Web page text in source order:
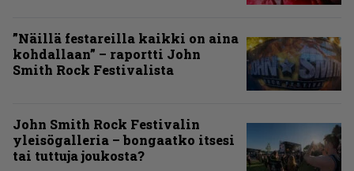
”Näillä festareilla kaikki on aina
kohdallaan” – raportti John
Smith Rock Festivalista
John Smith Rock Festivalin
yleisögalleria – bongaatko itsesi
tai tuttuja joukosta?